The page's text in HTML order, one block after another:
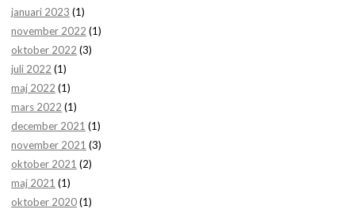
januari 2023 (1)
november 2022 (1)
oktober 2022 (3)
juli 2022 (1)
maj 2022 (1)
mars 2022 (1)
december 2021 (1)
november 2021 (3)
oktober 2021 (2)
maj 2021 (1)
oktober 2020(1)